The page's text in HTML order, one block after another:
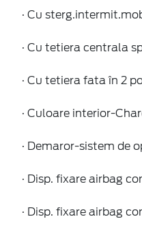
· Cu
· Cu tetiera centrala
· Cu tetiera fata în 2
· Culoare interior-
· Demaror-sistem de
· Disp. fixare airbag
· Disp. fixare airbag